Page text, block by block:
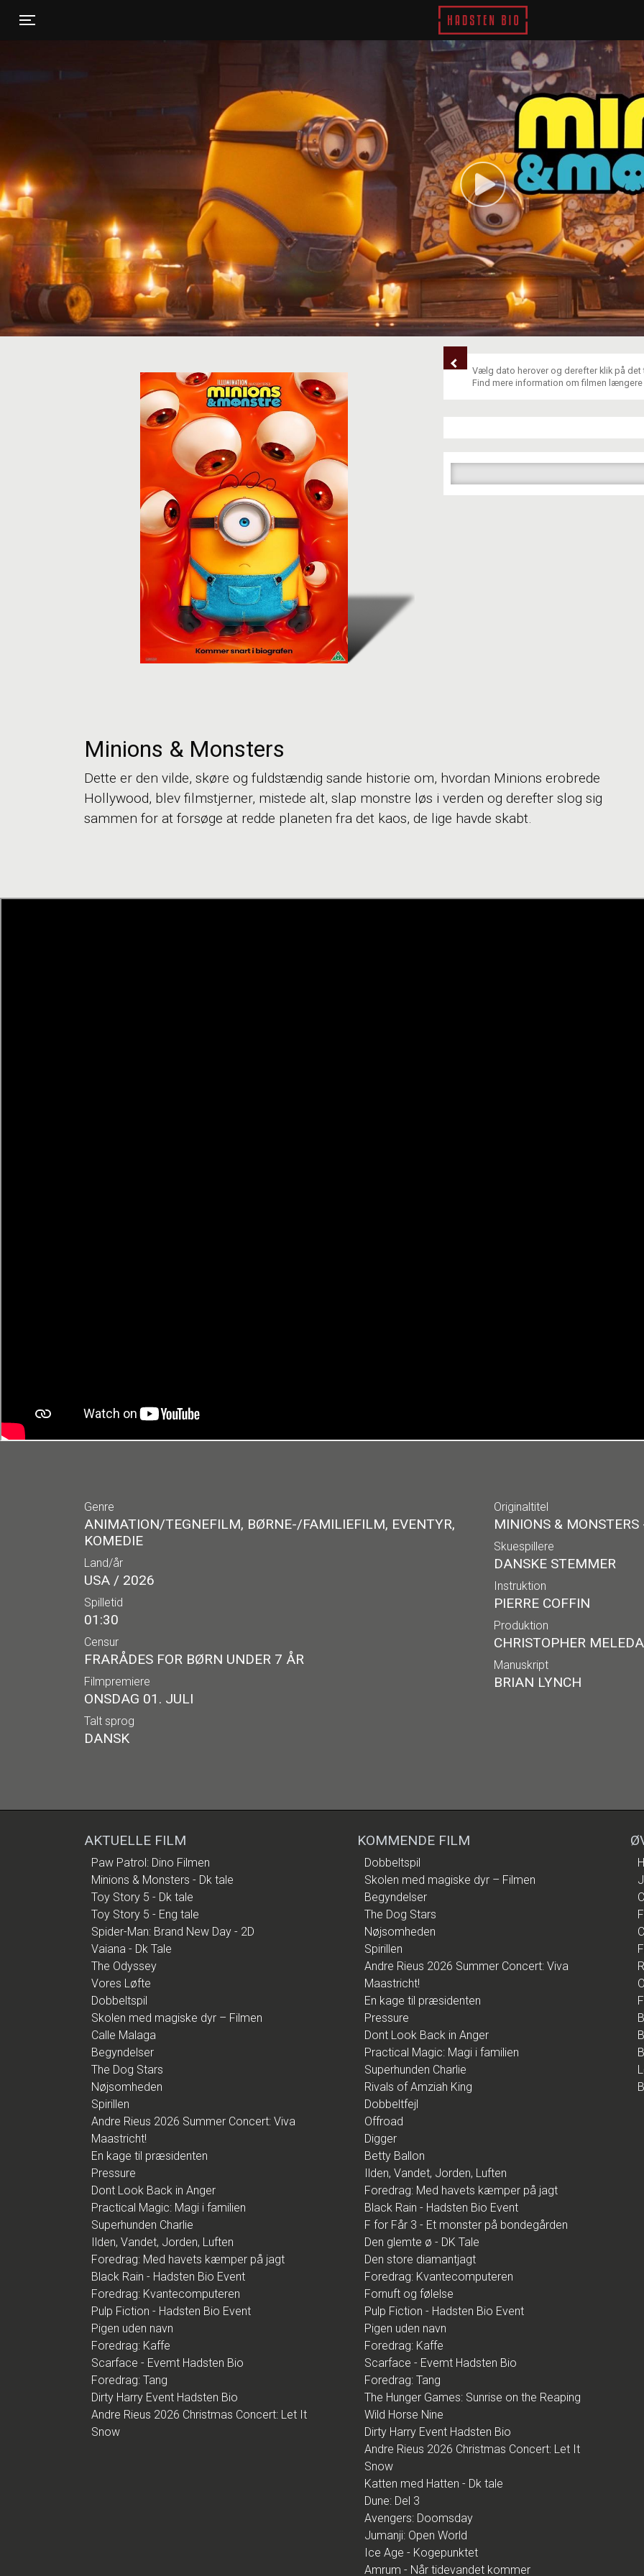
Hadsten Bio
Vælg dato herover og derefter klik på
Find mere information om filmen længere
Minions & Monsters
Dette er den vilde, skøre og fuldstændig sande historie om, hvordan Minions erobrede
Hollywood, blev filmstjerner, mistede alt, slap monstre løs i verden og derefter slog sig
sammen for at forsøge at redde planeten fra det kaos, de lige havde skabt.
Genre
ANIMATION/TEGNEFILM, BØRNE-/FAMILIEFILM, EVENTYR,
KOMEDIE
Land/år
USA / 2026
Spilletid
01:30
Censur
FRARÅDES FOR BØRN UNDER 7 ÅR
Filmpremiere
ONSDAG 01. JULI
Talt sprog
DANSK
Originaltitel
MINIONS &
Skuespillere
DANSKE STEMMER
Instruktion
PIERRE COFFIN
Produktion
CHRISTOPHER
Manuskript
BRIAN LYNCH
AKTUELLE FILM
Paw Patrol: Dino Filmen
Minions & Monsters - Dk tale
Toy Story 5 - Dk tale
Toy Story 5 - Eng tale
Spider-Man: Brand New Day - 2D
Vaiana - Dk Tale
The Odyssey
Vores Løfte
Dobbeltspil
Skolen med magiske dyr – Filmen
Calle Malaga
Begyndelser
The Dog Stars
Nøjsomheden
Spirillen
Andre Rieus 2026 Summer Concert: Viva
Maastricht!
En kage til præsidenten
Pressure
Dont Look Back in Anger
Practical Magic: Magi i familien
Superhunden Charlie
Ilden, Vandet, Jorden, Luften
Foredrag: Med havets kæmper på jagt
Black Rain - Hadsten Bio Event
Foredrag: Kvantecomputeren
Pulp Fiction - Hadsten Bio Event
Pigen uden navn
Foredrag: Kaffe
Scarface - Evemt Hadsten Bio
Foredrag: Tang
Dirty Harry Event Hadsten Bio
Andre Rieus 2026 Christmas Concert: Let It
Snow
KOMMENDE FILM
Dobbeltspil
Skolen med magiske dyr – Filmen
Begyndelser
The Dog Stars
Nøjsomheden
Spirillen
Andre Rieus 2026 Summer Concert: Viva
Maastricht!
En kage til præsidenten
Pressure
Dont Look Back in Anger
Practical Magic: Magi i familien
Superhunden Charlie
Rivals of Amziah King
Dobbeltfejl
Offroad
Digger
Betty Ballon
Ilden, Vandet, Jorden, Luften
Foredrag: Med havets kæmper på jagt
Black Rain - Hadsten Bio Event
F for Får 3 - Et monster på bondegården
Den glemte ø - DK Tale
Den store diamantjagt
Foredrag: Kvantecomputeren
Fornuft og følelse
Pulp Fiction - Hadsten Bio Event
Pigen uden navn
Foredrag: Kaffe
Scarface - Evemt Hadsten Bio
Foredrag: Tang
The Hunger Games: Sunrise on the Reaping
Wild Horse Nine
Dirty Harry Event Hadsten Bio
Andre Rieus 2026 Christmas Concert: Let It
Snow
Katten med Hatten - Dk tale
Dune: Del 3
Avengers: Doomsday
Jumanji: Open World
Ice Age - Kogepunktet
Amrum - Når tidevandet kommer